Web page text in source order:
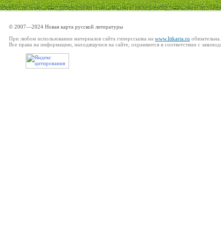
© 2007—2024 Новая карта русской литературы
При любом использовании материалов сайта гиперссылка на www.litkarta.ru обязательна.
Все права на информацию, находящуюся на сайте, охраняются в соответствии с